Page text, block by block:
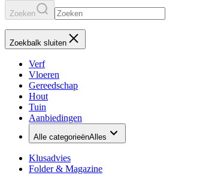
Zoeken
Zoekbalk sluiten
Verf
Vloeren
Gereedschap
Hout
Tuin
Aanbiedingen
Alle categorieënAlles
Klusadvies
Folder & Magazine